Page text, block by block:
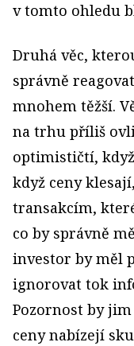
v tomto ohledu
Druhá věc,
správně
mnohem těžší.
na trhu příliš
optimističtí,
když ceny
transakcím,
co by správně
investor by měl
ignorovat tok
Pozornost by
ceny nabízejí